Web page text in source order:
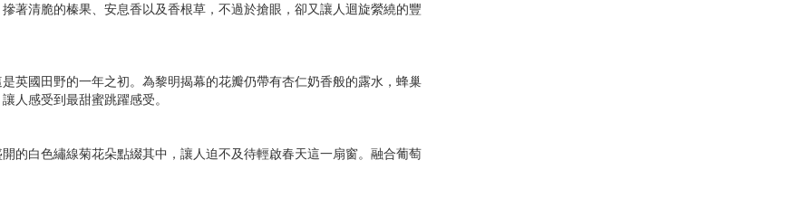
著清脆的榛果、安息香以及香根草，不過於搶眼，卻又讓人迴旋縈繞的豐
英國田野的一年之初。為黎明揭幕的花瓣仍帶有杏仁奶香般的露水，蜂巢
人感受到最甜蜜跳躍感受。
的白色繡線菊花朵點綴其中，讓人迫不及待輕啟春天這一扇窗。融合葡萄